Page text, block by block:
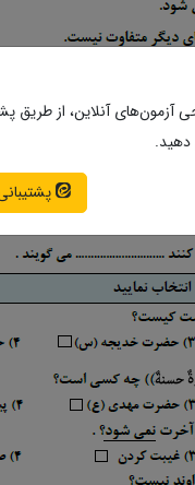
آزمون‌های آنلاین، از طریق
دهید.